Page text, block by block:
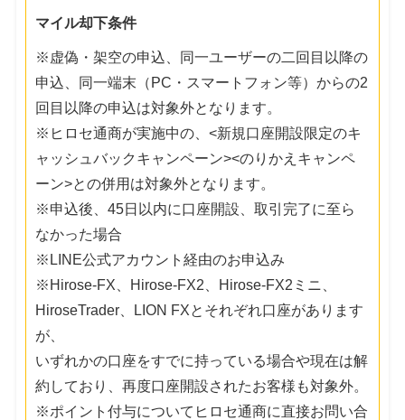
マイル却下条件
※虚偽・架空の申込、同一ユーザーの二回目以降の
申込、同一端末（PC・スマートフォン等）からの2
回目以降の申込は対象外となります。
※ヒロセ通商が実施中の、<新規口座開設限定のキ
ャッシュバックキャンペーン><のりかえキャンペ
ーン>との併用は対象外となります。
※申込後、45日以内に口座開設、取引完了に至ら
なかった場合
※LINE公式アカウント経由のお申込み
※Hirose-FX、Hirose-FX2、Hirose-FX2ミニ、
HiroseTrader、LION FXとそれぞれ口座があります
が、
いずれかの口座をすでに持っている場合や現在は解
約しており、再度口座開設されたお客様も対象外。
※ポイント付与についてヒロセ通商に直接お問い合